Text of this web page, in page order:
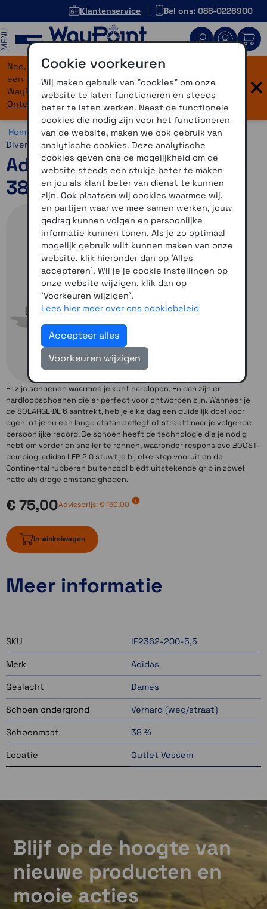
Klantenservice Bel ons: 088-0226900
Nee, je bent niet verdwaald! Onze website heeft
een flinke upgrade gekregen. Dezelfde vertrouwde
WayPoint-service, maar dan in een modern jasje.
Ontdek hier wat er allemaal nieuw is.
×
Home >Overig >WayPoint Running Outlet >Schoenen >
Diversen
Adidas Solar Glide 6 (maat
38 2/3)
Er zijn schoenen waarmee je kunt hardlopen. En dan zijn er
hardloopschoenen die er perfect voor ontworpen zijn. Wanneer je
de SOLARGLIDE 6 aantrekt, heb je elke dag een duidelijk doel voor
ogen: of je nu een lange afstand aflegt of streeft naar je volgende
persoonlijke record. De schoen heeft de technologie die je nodig
hebt om verder en sneller te rennen, waaronder responsieve BOOST-
demping. adidas LEP 2.0 stuwt je bij elke stap vooruit en de
Continental rubberen buitenzool biedt uitstekende grip in zowel
natte als droge omstandigheden.
€ 75,00Adviesprijs:€ 150,00
In winkelwagen
Meer informatie
SKU IF2362-200-5,5
Merk Adidas
Geslacht Dames
Schoen ondergrond Verhard (weg/straat)
Schoenmaat 38 ⅔
Locatie Outlet Vessem
Blijf op de hoogte van
nieuwe producten en
mooie acties
Cookie voorkeuren
Wij maken gebruik van "cookies" om onze
website te laten functioneren en steeds
beter te laten werken. Naast de functionele
cookies die nodig zijn voor het functioneren
van de website, maken we ook gebruik van
analytische cookies. Deze analytische
cookies geven ons de mogelijkheid om de
website steeds een stukje beter te maken
en jou als klant beter van dienst te kunnen
zijn. Ook plaatsen wij cookies waarmee wij,
en partijen waar we mee samen werken, jouw
gedrag kunnen volgen en persoonlijke
informatie kunnen tonen. Als je zo optimaal
mogelijk gebruik wilt kunnen maken van onze
website, klik hieronder dan op 'Alles
accepteren'. Wil je je cookie instellingen op
onze website wijzigen, klik dan op
'Voorkeuren wijzigen'.
Lees hier meer over ons cookiebeleid
Accepteer alles
Voorkeuren wijzigen